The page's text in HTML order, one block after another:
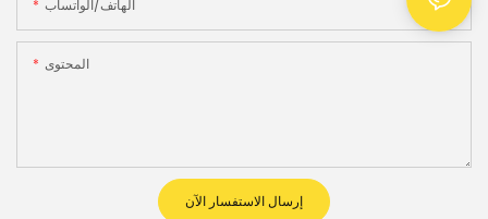
الهاتف/الواتساب
المحتوى
إرسال الاستفسار الآن